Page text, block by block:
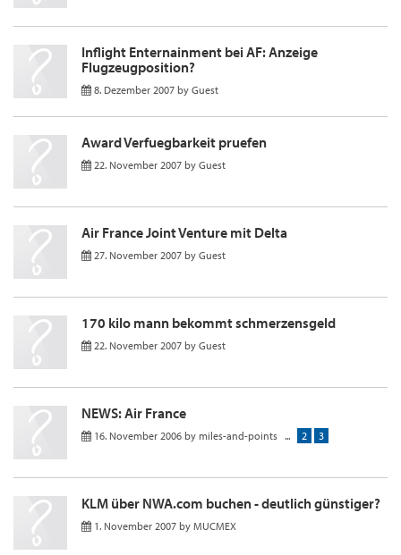
Inflight Enternainment bei AF: Anzeige
Flugzeugposition?
8. Dezember 2007 by Guest
Award Verfuegbarkeit pruefen
22. November 2007 by Guest
Air France Joint Venture mit Delta
27. November 2007 by Guest
170 kilo mann bekommt schmerzensgeld
22. November 2007 by Guest
NEWS: Air France
16. November 2006 by miles-and-points ... 2 3
KLM über NWA.com buchen - deutlich günstiger?
1. November 2007 by MUCMEX